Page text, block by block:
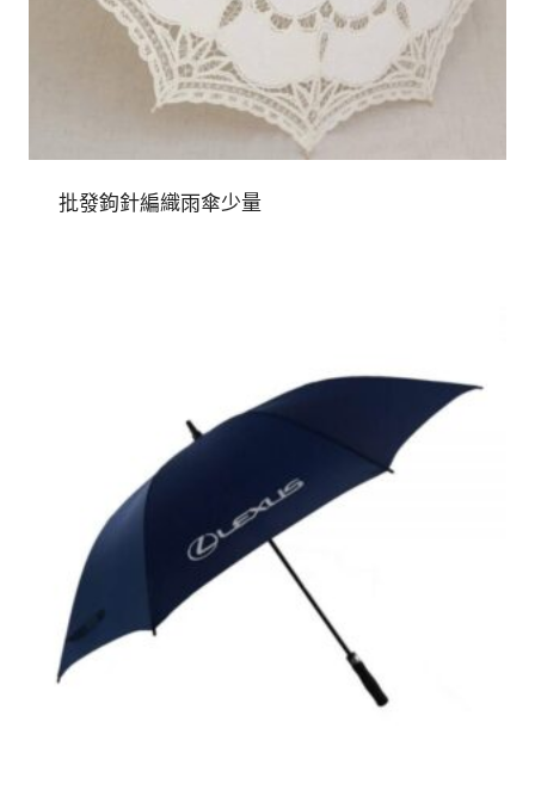
批發鉤針編織雨傘少量